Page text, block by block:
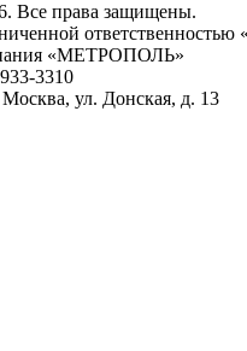
Все права защищены.
ответственностью
«МЕТРОПОЛЬ»
3310
ул. Донская, д. 13